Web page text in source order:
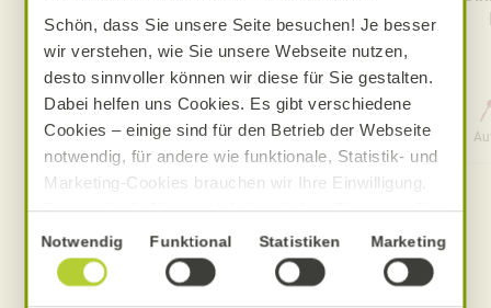
Schön, dass Sie unsere Seite besuchen! Je besser
wir verstehen, wie Sie unsere Webseite nutzen,
desto sinnvoller können wir diese für Sie gestalten.
Dabei helfen uns Cookies. Es gibt verschiedene
Cookies – einige sind für den Betrieb der Webseite
notwendig, für andere wie funktionale, Statistik- und
Marketing-Cookies brauchen wir Ihre Einwilligung.
Das optimale Nutzererlebnis erhalten Sie, wenn Sie
„Alle Cookies erlauben“ anklicken. Ihre Einwilligung
umfasst in diesem Fall auch den Einsatz von
Dienstleistern in Drittländern, die kein mit der EU
Einwilligungsauswahl
Notwendig Funktional Statistiken Marketing
Aufwand
0 Std. 15 Min.
Gesamtzeit